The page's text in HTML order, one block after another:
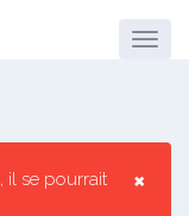
×
, il se pourrait